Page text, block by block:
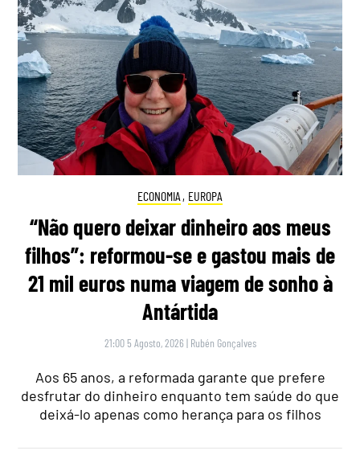
ECONOMIA , EUROPA
“Não quero deixar dinheiro aos meus
filhos”: reformou-se e gastou mais de
21 mil euros numa viagem de sonho à
Antártida
21:00 5 Agosto, 2026 | Rubén Gonçalves
Aos 65 anos, a reformada garante que prefere
desfrutar do dinheiro enquanto tem saúde do que
deixá-lo apenas como herança para os filhos